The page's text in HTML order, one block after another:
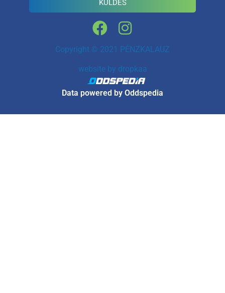
KÜLDÉS
Copyright © 2021 PÉNZKALAUZ
website by dropkaa
Data powered by Oddspedia